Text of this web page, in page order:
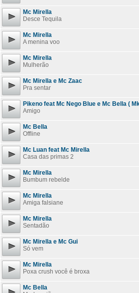
Mc Mirella
Desce Tequila
Mc Mirella
A menina voo
Mc Mirella
Mulherão
Mc Mirella e Mc Zaac
Pra sentar
Pikeno feat Mc Nego Blue e Mc Bella (
Amigo
Mc Bella
Offline
Mc Luan feat Mc Mirella
Casa das primas 2
Mc Mirella
Bumbum rebelde
Mc Mirella
Amiga falsiane
Mc Mirella
Sentadão
Mc Mirella e Mc Gui
Só vem
Mc Mirella
Poxa crush você é broxa
Mc Bella